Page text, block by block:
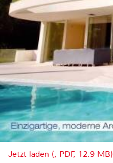
Jetzt laden (, PDF, 12.9 MB)